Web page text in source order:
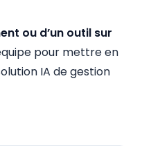
ou d’un outil sur
pour mettre en
IA de gestion